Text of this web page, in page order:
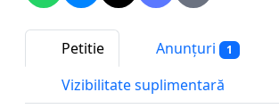
Petitie Anunțuri 1
Vizibilitate suplimentară